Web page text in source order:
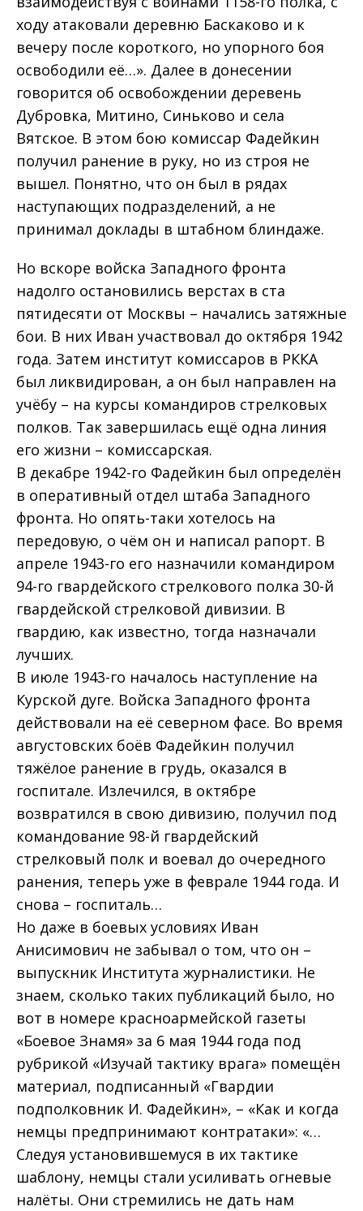
ходу атаковали деревню Баскаково и к
вечеру после короткого, но упорного боя
освободили её…». Далее в донесении
говорится об освобождении деревень
Дубровка, Митино, Синьково и села
Вятское. В этом бою комиссар Фадейкин
получил ранение в руку, но из строя не
вышел. Понятно, что он был в рядах
наступающих подразделений, а не
принимал доклады в штабном блиндаже.
Но вскоре войска Западного фронта
надолго остановились верстах в ста
пятидесяти от Москвы – начались затяжные
бои. В них Иван участвовал до октября 1942
года. Затем институт комиссаров в РККА
был ликвидирован, а он был направлен на
учёбу – на курсы командиров стрелковых
полков. Так завершилась ещё одна линия
его жизни – комиссарская.
В декабре 1942-го Фадейкин был определён
в оперативный отдел штаба Западного
фронта. Но опять-таки хотелось на
передовую, о чём он и написал рапорт. В
апреле 1943-го его назначили командиром
94-го гвардейского стрелкового полка 30-й
гвардейской стрелковой дивизии. В
гвардию, как известно, тогда назначали
лучших.
В июле 1943-го началось наступление на
Курской дуге. Войска Западного фронта
действовали на её северном фасе. Во время
августовских боёв Фадейкин получил
тяжёлое ранение в грудь, оказался в
госпитале. Излечился, в октябре
возвратился в свою дивизию, получил под
командование 98-й гвардейский
стрелковый полк и воевал до очередного
ранения, теперь уже в феврале 1944 года. И
снова – госпиталь…
Но даже в боевых условиях Иван
Анисимович не забывал о том, что он –
выпускник Института журналистики. Не
знаем, сколько таких публикаций было, но
вот в номере красноармейской газеты
«Боевое Знамя» за 6 мая 1944 года под
рубрикой «Изучай тактику врага» помещён
материал, подписанный «Гвардии
подполковник И. Фадейкин», – «Как и когда
немцы предпринимают контратаки»: «…
Следуя установившемуся в их тактике
шаблону, немцы стали усиливать огневые
налёты. Они стремились не дать нам